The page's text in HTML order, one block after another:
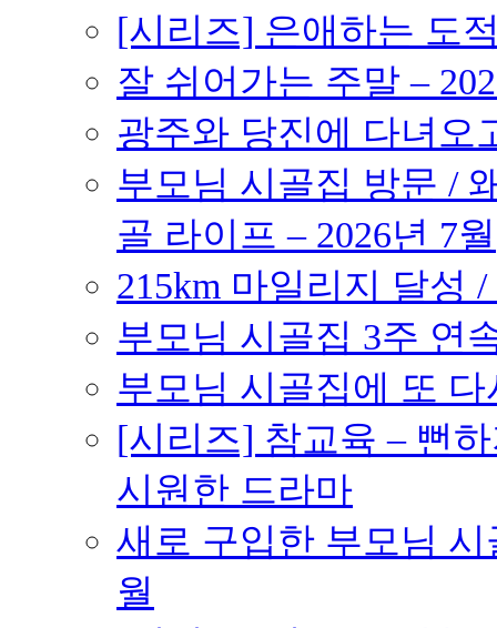
[시리즈] 은애하는 도
잘 쉬어가는 주말 –
광주와 당진에 다녀오
부모님 시골집 방문 /
골 라이프 – 2026년 7월
215km 마일리지 달성
부모님 시골집 3주 연
부모님 시골집에 또
[시리즈] 참교육 – 뻔
시원한 드라마
새로 구입한 부모님 시
월